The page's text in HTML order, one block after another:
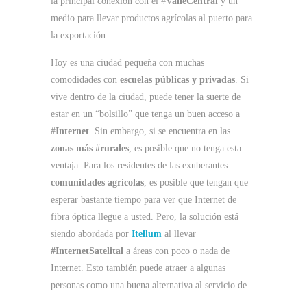
medio para llevar productos agrícolas al puerto para
la exportación.
Hoy es una ciudad pequeña con muchas
comodidades con escuelas públicas y privadas . Si
vive dentro de la ciudad, puede tener la suerte de
estar en un “bolsillo” que tenga un buen acceso a
#Internet . Sin embargo, si se encuentra en las
zonas más #rurales , es posible que no tenga esta
ventaja. Para los residentes de las exuberantes
comunidades agrícolas , es posible que tengan que
esperar bastante tiempo para ver que Internet de
fibra óptica llegue a usted. Pero, la solución está
siendo abordada por Itellum al llevar
#InternetSatelital a áreas con poco o nada de
Internet. Esto también puede atraer a algunas
personas como una buena alternativa al servicio de